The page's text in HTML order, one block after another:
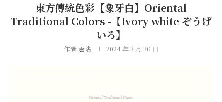
東方傳統色彩【象牙白】Oriental
Traditional Colors -【Ivory white ぞうげ
いろ】
作者 蒼瑤 2024 年 3 月 30 日